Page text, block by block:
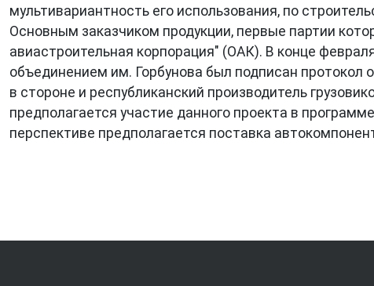
мультивариантность его использования, по
Основным заказчиком продукции, первые партии
авиастроительная корпорация" (ОАК). В конце
объединением им. Горбунова был подписан протокол
в стороне и республиканский производитель
предполагается участие данного проекта в
перспективе предполагается поставка